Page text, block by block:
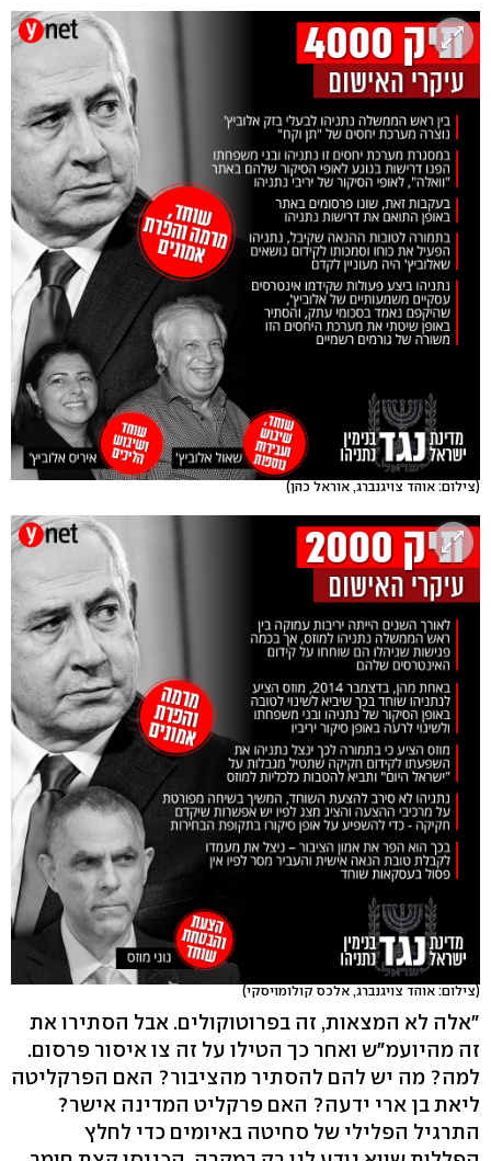
(צילום: אוהד צויגנברג, אוראל כהן)
(צילום: אוהד צויגנברג, אלכס קולומויסקי)
"אלה לא המצאות, זה בפרוטוקולים. אבל הסתירו את
זה מהיועמ"ש ואחר כך הטילו על זה צו איסור פרסום.
למה? מה יש להם להסתיר מהציבור? האם הפרקליטה
ליאת בן ארי ידעה? האם פרקליט המדינה אישר?
התרגיל הפלילי של סחיטה באיומים כדי לחלץ